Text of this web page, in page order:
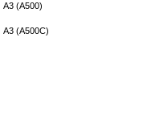
А3 (А500)
А3 (А500С)